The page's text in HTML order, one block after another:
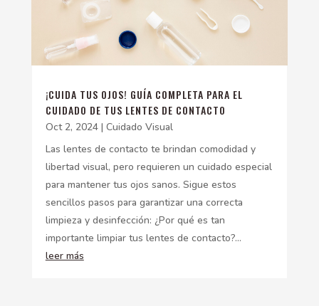
¡CUIDA TUS OJOS! GUÍA COMPLETA PARA EL
CUIDADO DE TUS LENTES DE CONTACTO
Oct 2, 2024| Cuidado Visual
Las lentes de contacto te brindan comodidad y
libertad visual, pero requieren un cuidado especial
para mantener tus ojos sanos. Sigue estos
sencillos pasos para garantizar una correcta
limpieza y desinfección: ¿Por qué es tan
importante limpiar tus lentes de contacto?...
leer más